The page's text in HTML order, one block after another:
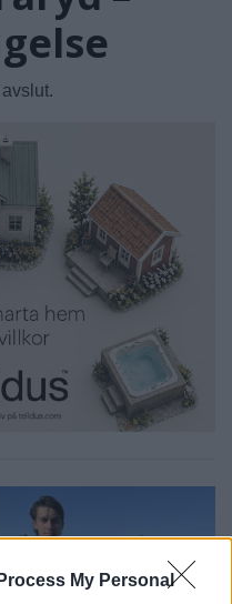
My Personal